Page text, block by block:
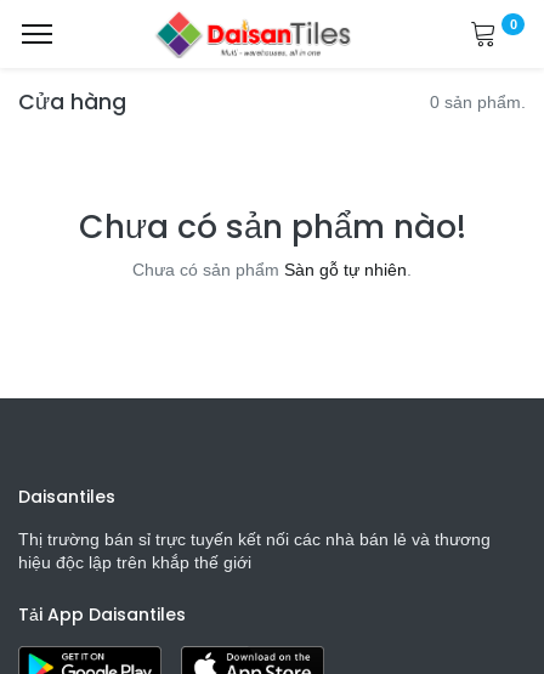
0
Cửa hàng 0 sản phẩm.
Chưa có sản phẩm nào!
Chưa có sản phẩm Sàn gỗ tự nhiên
Daisantiles
Thị trường bán sỉ trực tuyến kết nối các nhà bán lẻ và thương
hiệu độc lập trên khắp thế giới
Tải App Daisantiles